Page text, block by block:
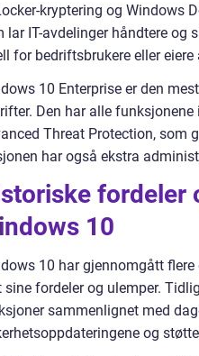
kryptering og Windows
lar IT-avdelinger håndtere og
for bedriftsbrukere eller
10 Enterprise er den
Den har alle
Threat Protection, som
har også ekstra
fordeler
10
10 har gjennomgått
sine fordeler og ulemper.
sammenlignet med
og